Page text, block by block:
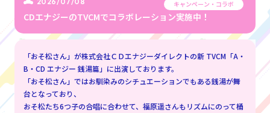
CDエナジーのTVCMでコラボレーション実施中！
キャンペーン・コラボ
「おそ松さん」が株式会社ＣＤエナジーダイレクトの新 TVCM「A・
B・CD エナジー 銭湯篇」に出演しております。
「おそ松さん」ではお馴染みのシチュエーションでもある銭湯が舞
台となっており、
おそ松たち6つ子の合唱に合わせて、福原遥さんもリズムにのって桶